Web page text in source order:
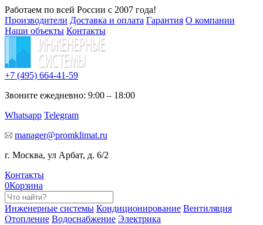
Работаем по всей России с 2007 года!
Производители Доставка и оплата Гарантия О компании
Наши объекты Контакты
+7 (495) 664-41-59
Звоните ежедневно: 9:00 – 18:00
Whatsapp Telegram
manager@promklimat.ru
г. Москва, ул Арбат, д. 6/2
Контакты
0Корзина
Инженерные системы Кондиционирование Вентиляция
Отопление Водоснабжение Электрика